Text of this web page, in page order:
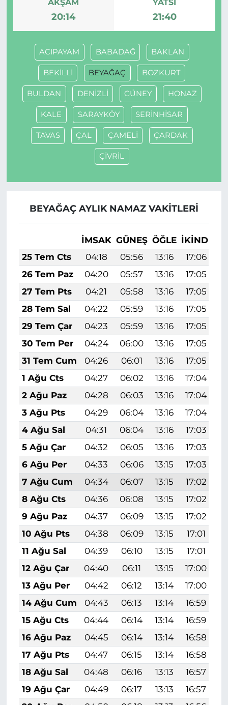
AKŞAM
20:14
YATSI
21:40
ACIPAYAM BABADAĞ BAKLAN
BEKİLLİ BEYAĞAÇ BOZKURT
BULDAN DENİZLİ GÜNEY HONAZ
KALE SARAYKÖY SERİNHİSAR
TAVAS ÇAL ÇAMELİ ÇARDAK
ÇİVRİL
BEYAĞAÇ AYLIK NAMAZ VAKITLERI
İMSAK GÜNEŞ ÖĞLE İKINDI
25 Tem Cts
04:18 05:56 13:16 17:06
26 Tem Paz
04:20 05:57 13:16 17:05
27 Tem Pts
04:21 05:58 13:16 17:05
28 Tem Sal
04:22 05:59 13:16 17:05
29 Tem Çar
04:23 05:59 13:16 17:05
30 Tem Per
04:24 06:00 13:16 17:05
31 Tem Cum
04:26 06:01 13:16 17:05
1 Ağu Cts
04:27 06:02 13:16 17:04
2 Ağu Paz
04:28 06:03 13:16 17:04
3 Ağu Pts
04:29 06:04 13:16 17:04
4 Ağu Sal
04:31 06:04 13:16 17:03
5 Ağu Çar
04:32 06:05 13:16 17:03
6 Ağu Per
04:33 06:06 13:15 17:03
7 Ağu Cum
04:34 06:07 13:15 17:02
8 Ağu Cts
04:36 06:08 13:15 17:02
9 Ağu Paz
04:37 06:09 13:15 17:02
10 Ağu Pts
04:38 06:09 13:15 17:01
11 Ağu Sal
04:39 06:10 13:15 17:01
12 Ağu Çar
04:40 06:11 13:15 17:00
13 Ağu Per
04:42 06:12 13:14 17:00
14 Ağu Cum
04:43 06:13 13:14 16:59
15 Ağu Cts
04:44 06:14 13:14 16:59
16 Ağu Paz
04:45 06:14 13:14 16:58
17 Ağu Pts
04:47 06:15 13:14 16:58
18 Ağu Sal
04:48 06:16 13:13 16:57
19 Ağu Çar
04:49 06:17 13:13 16:57